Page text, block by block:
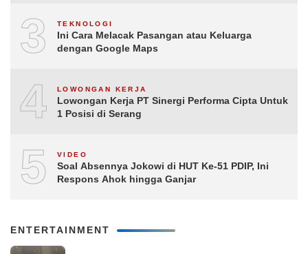
3 TEKNOLOGI
Ini Cara Melacak Pasangan atau Keluarga
dengan Google Maps
4 LOWONGAN KERJA
Lowongan Kerja PT Sinergi Performa Cipta Untuk
1 Posisi di Serang
5 VIDEO
Soal Absennya Jokowi di HUT Ke-51 PDIP, Ini
Respons Ahok hingga Ganjar
ENTERTAINMENT